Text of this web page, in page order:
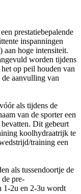
prestatiebepalende
inspanningen
aan hoge intensiteit.
worden tijdens
op peil houden van
de aanvulling van
als tijdens de
van de sporter een
Dit gebeurt
koolhydraatrijk te
training een
als tussendoortje de
pre-
1-2u en 2-3u wordt